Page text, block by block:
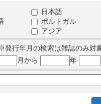
日本語
ポルトガル
アジア
発行年月の検索は雑誌のみ対
月から 年